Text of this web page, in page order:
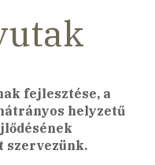
fejlesztése, a
helyzetű
szervezünk.